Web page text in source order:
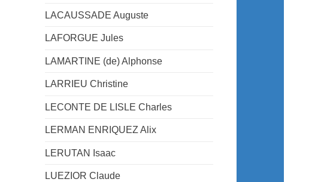
LACAUSSADE Auguste
LAFORGUE Jules
LAMARTINE (de) Alphonse
LARRIEU Christine
LECONTE DE LISLE Charles
LERMAN ENRIQUEZ Alix
LERUTAN Isaac
LUEZIOR Claude